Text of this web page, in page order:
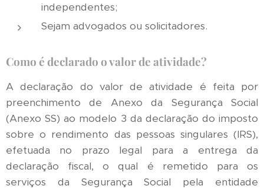
independentes;
Sejam advogados ou solicitadores.
Como é declarado o valor de atividade?
A declaração do valor de atividade é feita por
preenchimento de Anexo da Segurança Social
(Anexo SS) ao modelo 3 da declaração do imposto
sobre o rendimento das pessoas singulares (IRS),
efetuada no prazo legal para a entrega da
declaração fiscal, o qual é remetido para os
serviços da Segurança Social pela entidade